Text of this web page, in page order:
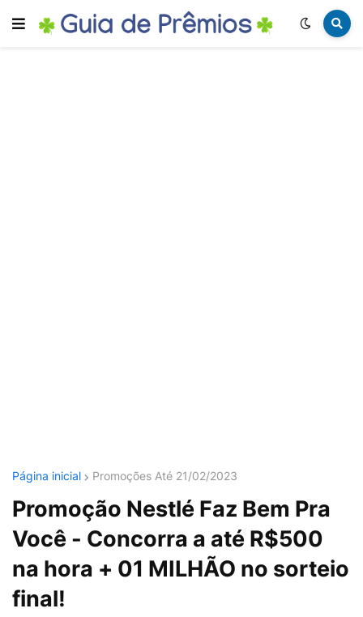
Página inicial Promoções Até 21/02/2023
Promoção Nestlé Faz Bem Pra
Você - Concorra a até R$500
na hora + 01 MILHÃO no sorteio
final!